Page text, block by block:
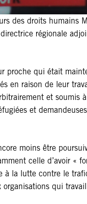
des droits humains
régionale
proche qui était
en raison de leur
et soumis
et
moins être
celle d’avoir «
la lutte contre le
organisations qui